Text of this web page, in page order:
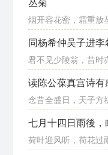
烟开容花密，霜重放
同杨希仲吴子进
君不见少陵翁，昔时
读陈公葆真宫诗有
念昔全盛日，天子方
七月十四日雨後
荷叶迎风听，荷花过